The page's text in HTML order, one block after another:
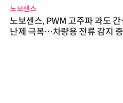
노보센스
노보센스, PWM 고주파 과도 간
난제 극복…차량용 전류 감지